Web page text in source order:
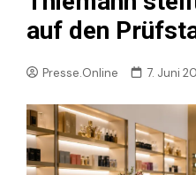
auf den
Presse.Online 7. Juni